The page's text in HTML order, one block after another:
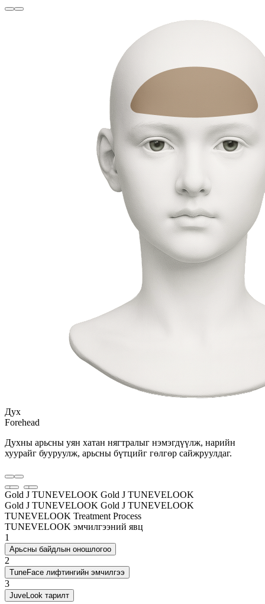
Дух
Forehead
Духны арьсны уян хатан нягтралыг нэмэгдүүлж, нарийн
хуурайг бууруулж, арьсны бүтцийг гөлгөр сайжруулдаг.
Gold J TUNEVELOOK Gold J TUNEVELOOK
Gold J TUNEVELOOK Gold J TUNEVELOOK
TUNEVELOOK Treatment Process
TUNEVELOOK эмчилгээний явц
1
Арьсны байдлын оношлогоо
2
TuneFace лифтингийн эмчилгээ
3
JuveLook тарилт